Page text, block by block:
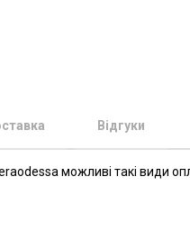
Відгуки
можливі такі види